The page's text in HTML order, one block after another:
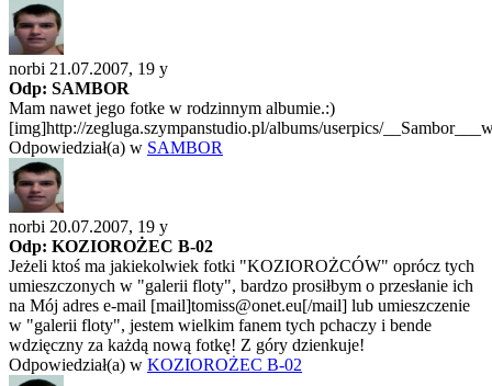
norbi 21.07.2007, 19 y
Odp: SAMBOR
Mam nawet jego fotke w rodzinnym albumie.:)
[img]http://zegluga.szympanstudio.pl/albums/userpics/
Odpowiedział(a) w SAMBOR
norbi 20.07.2007, 19 y
Odp: KOZIOROŻEC B-02
Jeżeli ktoś ma jakiekolwiek fotki "KOZIOROŻCÓW" oprócz tych
umieszczonych w "galerii floty", bardzo prosiłbym o przesłanie ich
na Mój adres e-mail [mail]tomiss@onet.eu[/mail] lub umieszczenie
w "galerii floty", jestem wielkim fanem tych pchaczy i bende
wdzięczny za każdą nową fotkę! Z góry dzienkuje!
Odpowiedział(a) w KOZIOROŻEC B-02